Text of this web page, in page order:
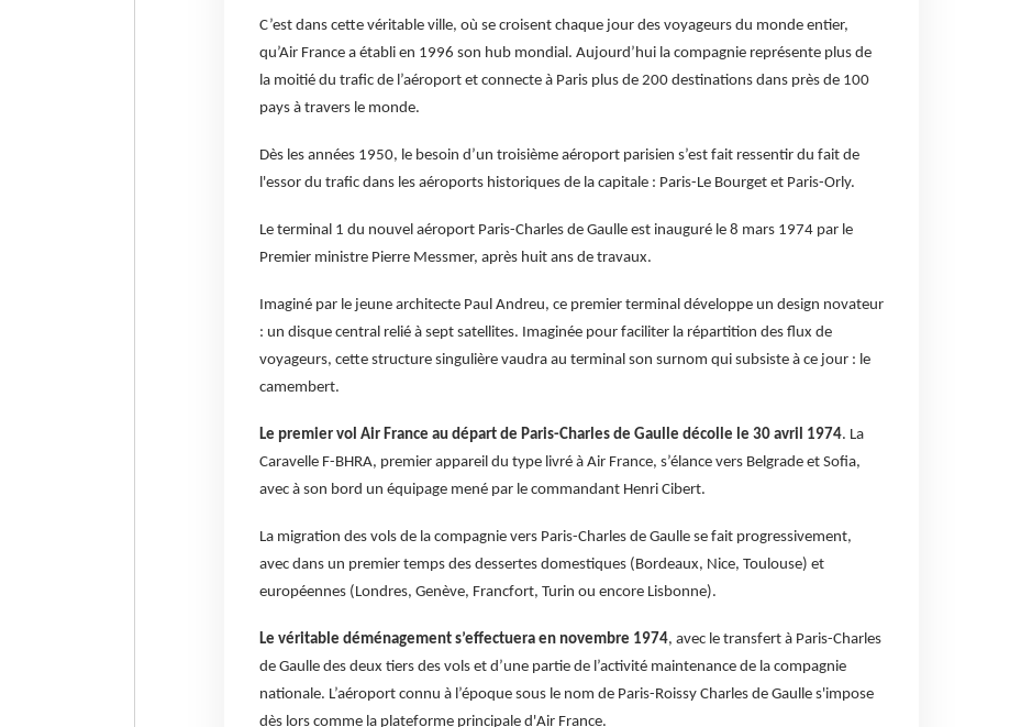
C’est dans cette véritable ville, où se croisent chaque jour des voyageurs du monde entier,
qu’Air France a établi en 1996 son hub mondial. Aujourd’hui la compagnie représente plus de
la moitié du trafic de l’aéroport et connecte à Paris plus de 200 destinations dans près de 100
pays à travers le monde.
Dès les années 1950, le besoin d’un troisième aéroport parisien s’est fait ressentir du fait de
l'essor du trafic dans les aéroports historiques de la capitale : Paris-Le Bourget et Paris-Orly.
Le terminal 1 du nouvel aéroport Paris-Charles de Gaulle est inauguré le 8 mars 1974 par le
Premier ministre Pierre Messmer, après huit ans de travaux.
Imaginé par le jeune architecte Paul Andreu, ce premier terminal développe un design novateur
: un disque central relié à sept satellites. Imaginée pour faciliter la répartition des flux de
voyageurs, cette structure singulière vaudra au terminal son surnom qui subsiste à ce jour : le
camembert.
Le premier vol Air France au départ de Paris-Charles de Gaulle décolle le 30 avril 1974. La
Caravelle F-BHRA, premier appareil du type livré à Air France, s’élance vers Belgrade et Sofia,
avec à son bord un équipage mené par le commandant Henri Cibert.
La migration des vols de la compagnie vers Paris-Charles de Gaulle se fait progressivement,
avec dans un premier temps des dessertes domestiques (Bordeaux, Nice, Toulouse) et
européennes (Londres, Genève, Francfort, Turin ou encore Lisbonne).
Le véritable déménagement s’effectuera en novembre 1974, avec le transfert à Paris-Charles
de Gaulle des deux tiers des vols et d’une partie de l’activité maintenance de la compagnie
nationale. L’aéroport connu à l’époque sous le nom de Paris-Roissy Charles de Gaulle s'impose
dès lors comme la plateforme principale d'Air France.